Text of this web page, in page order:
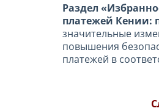
Раздел
платежей Кении:
значительные
повышения
платежей в